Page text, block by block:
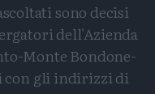
sono decisi
dell'Azienda
Monte Bondone-
con gli indirizzi di